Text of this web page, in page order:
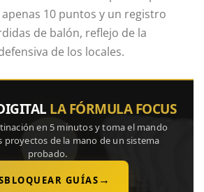
10 puntos y un registro
de balón, reflejo de la
de los locales.
LA FÓRMULA FOCUS
en 5 minutos y toma el mando
proyectos de la mano de un sistema
probado.
GUÍAS →